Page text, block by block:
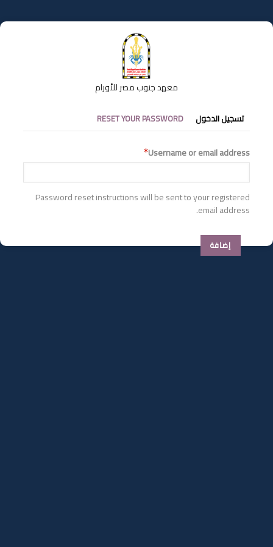
إلى
المحتوى
معهد جنوب مصر للأورام
التبويبات
الأساسية
تسجيل الدخول RESET YOUR PASSWORD
Username or email address
Password reset instructions will be sent to your registered
email address.